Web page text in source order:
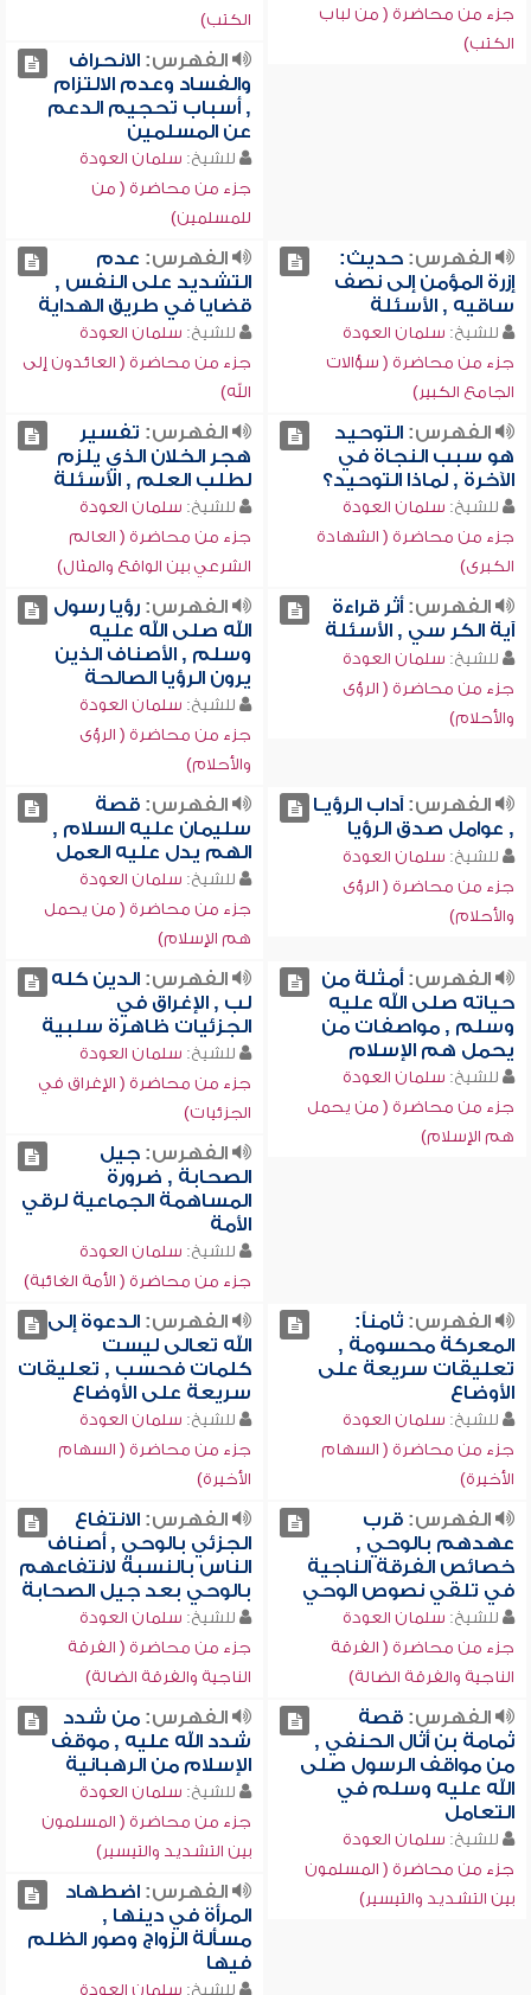
جزء من محاضرة ( من لباب
الكتب)
الكتب)
الفهرس:الانحراف
والفساد وعدم الالتزام
, أسباب تحجيم الدعم
عن المسلمين
للشيخ: سلمان العودة
جزء من محاضرة ( من
للمسلمين)
الفهرس:حديث:
إزرة المؤمن إلى نصف
ساقيه , الأسئلة
للشيخ: سلمان العودة
جزء من محاضرة ( سؤالات
الجامع الكبير)
الفهرس: عدم
التشديد على النفس ,
قضايا في طريق الهداية
للشيخ: سلمان العودة
جزء من محاضرة ( العائدون إلى
الله)
الفهرس:التوحيد
هو سبب النجاة في
الآخرة , لماذا التوحيد؟
للشيخ: سلمان العودة
جزء من محاضرة ( الشهادة
الكبرى)
الفهرس: تفسير
هجر الخلان الذي يلزم
لطلب العلم , الأسئلة
للشيخ: سلمان العودة
جزء من محاضرة ( العالم
الشرعي بين الواقع والمثال)
الفهرس:أثر قراءة
آية الكر سي , الأسئلة
للشيخ: سلمان العودة
جزء من محاضرة ( الرؤى
والأحلام)
الفهرس:رؤيا رسول
الله صلى الله عليه
وسلم , الأصناف الذين
يرون الرؤيا الصالحة
للشيخ: سلمان العودة
جزء من محاضرة ( الرؤى
والأحلام)
الفهرس:آداب الرؤيـا
, عوامل صدق الرؤيا
للشيخ: سلمان العودة
جزء من محاضرة ( الرؤى
والأحلام)
الفهرس:قصة
سليمان عليه السلام ,
الهم يدل عليه العمل
للشيخ: سلمان العودة
جزء من محاضرة ( من يحمل
هم الإسلام)
الفهرس:أمثلة من
حياته صلى الله عليه
وسلم , مواصفات من
يحمل هم الإسلام
للشيخ: سلمان العودة
جزء من محاضرة ( من يحمل
هم الإسلام)
الفهرس:الدين كله
لب , الإغراق في
الجزئيات ظاهرة سلبية
للشيخ: سلمان العودة
جزء من محاضرة ( الإغراق في
الجزئيات)
الفهرس:جيل
الصحابة , ضرورة
المساهمة الجماعية لرقي
الأمة
للشيخ: سلمان العودة
جزء من محاضرة ( الأمة الغائبة)
الفهرس:ثامناً:
المعركة محسومة ,
تعليقات سريعة على
الأوضاع
للشيخ: سلمان العودة
جزء من محاضرة ( السهام
الأخيرة)
الفهرس:الدعوة إلى
الله تعالى ليست
كلمات فحسب , تعليقات
سريعة على الأوضاع
للشيخ: سلمان العودة
جزء من محاضرة ( السهام
الأخيرة)
الفهرس:قرب
عهدهم بالوحي ,
خصائص الفرقة الناجية
في تلقي نصوص الوحي
للشيخ: سلمان العودة
جزء من محاضرة ( الفرقة
الناجية والفرقة الضالة)
الفهرس:الانتفاع
الجزئي بالوحي , أصناف
الناس بالنسبة لانتفاعهم
بالوحي بعد جيل الصحابة
للشيخ: سلمان العودة
جزء من محاضرة ( الفرقة
الناجية والفرقة الضالة)
الفهرس:قصة
ثمامة بن أثال الحنفي ,
من مواقف الرسول صلى
الله عليه وسلم في
التعامل
للشيخ: سلمان العودة
جزء من محاضرة ( المسلمون
بين التشديد والتيسير)
الفهرس:من شدد
شدد الله عليه , موقف
الإسلام من الرهبانية
للشيخ: سلمان العودة
جزء من محاضرة ( المسلمون
بين التشديد والتيسير)
الفهرس:اضطهاد
المرأة في دينها ,
مسألة الزواج وصور الظلم
فيها
للشيخ: سلمان العودة